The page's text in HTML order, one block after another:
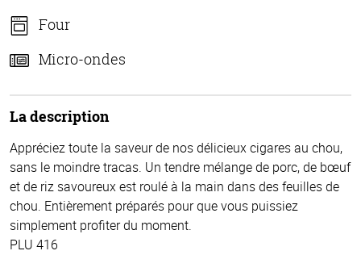
Four
Micro-ondes
La description
Appréciez toute la saveur de nos délicieux cigares au chou,
sans le moindre tracas. Un tendre mélange de porc, de bœuf
et de riz savoureux est roulé à la main dans des feuilles de
chou. Entièrement préparés pour que vous puissiez
simplement profiter du moment.
PLU 416